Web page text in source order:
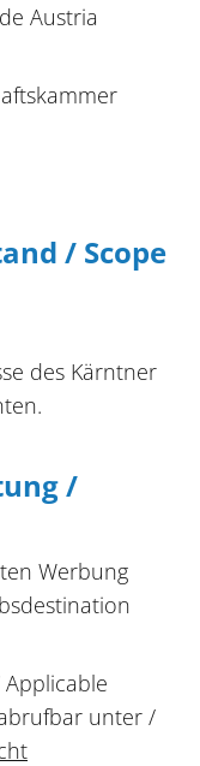
Austria
/ Scope
des Kärntner
/
Werbung
unter /